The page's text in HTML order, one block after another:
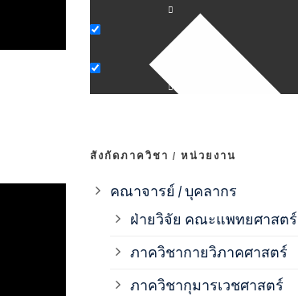
สังกัดภาควิชา / หน่วยงาน
คณาจารย์ / บุคลากร
ฝ่ายวิจัย คณะแพทยศาสตร์
ภาควิชากายวิภาคศาสตร์
ภาควิชากุมารเวชศาสตร์